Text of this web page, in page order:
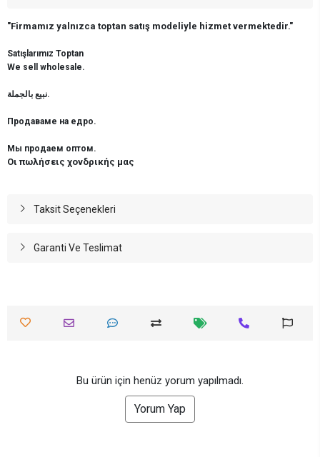
"Firmamız yalnızca toptan satış modeliyle hizmet vermektedir."
Satışlarımız Toptan
We sell wholesale.
نبيع بالجملة.
Продаваме на едро.
Мы продаем оптом.
Οι πωλήσεις χονδρικής μας
Taksit Seçenekleri
Garanti Ve Teslimat
Bu ürün için henüz yorum yapılmadı.
Yorum Yap